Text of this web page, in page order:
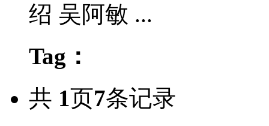
绍 吴阿敏 ...
Tag：
共 1页7条记录